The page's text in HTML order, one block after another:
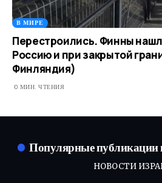
В МИРЕ
Перестроились. Финны
Россию и при закрытой
Финляндия)
0 МИН. ЧТЕНИЯ
Популярные публикации
НОВОСТИ